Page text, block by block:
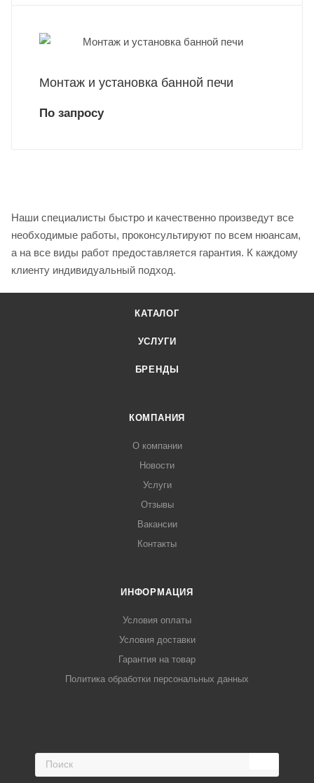
Монтаж и установка банной печи
По запросу
Наши специалисты быстро и качественно произведут все
необходимые работы, проконсультируют по всем нюансам,
а на все виды работ предоставляется гарантия. К каждому
клиенту индивидуальный подход.
КАТАЛОГ
УСЛУГИ
БРЕНДЫ
КОМПАНИЯ
О компании
Новости
Услуги
Отзывы
Вакансии
Контакты
ИНФОРМАЦИЯ
Условия оплаты
Условия доставки
Гарантия на товар
Политика обработки персональных данных